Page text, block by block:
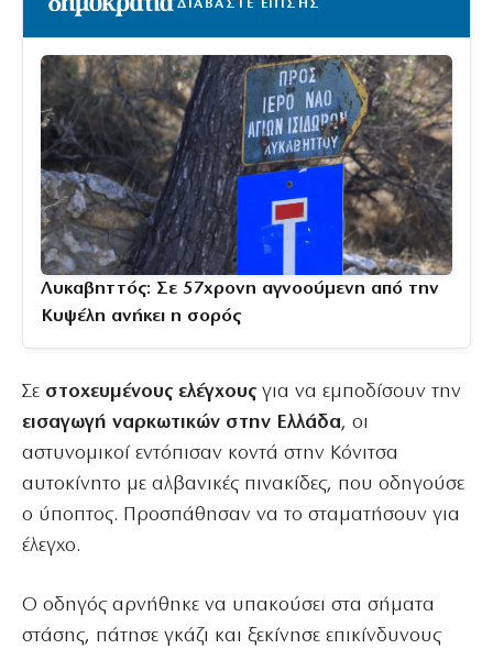
ΔΙΑΒΑΣΤΕ ΕΠΙΣΗΣ
Λυκαβηττός: Σε 57χρονη αγνοούμενη από την
Κυψέλη ανήκει η σορός
Σε στοχευμένους ελέγχους για να εμποδίσουν την
εισαγωγή ναρκωτικών στην Ελλάδα, οι
αστυνομικοί εντόπισαν κοντά στην Κόνιτσα
αυτοκίνητο με αλβανικές πινακίδες, που οδηγούσε
ο ύποπτος. Προσπάθησαν να το σταματήσουν για
έλεγχο.
Ο οδηγός αρνήθηκε να υπακούσει στα σήματα
στάσης, πάτησε γκάζι και ξεκίνησε επικίνδυνους